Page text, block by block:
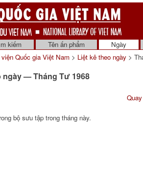
kiếm Tên ấn phẩm
Ngày
Quốc gia Việt Nam > Liệt kê theo ngày >
ngày — Tháng Tư 1968
bộ sưu tập trong tháng này.